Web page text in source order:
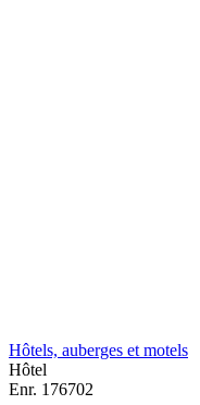
Hôtels, auberges et motels
Hôtel
Enr. 176702